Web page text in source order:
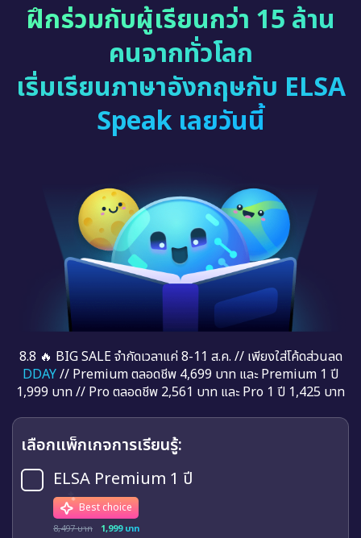
ฝึกร่วมกับผู้เรียนกว่า 15 ล้าน
คนจากทั่วโลก
เริ่มเรียนภาษาอังกฤษกับ ELSA
Speak เลยวันนี้
8.8 🔥 BIG SALE จำกัดเวลาแค่ 8-11 ส.ค. // เพียงใส่โค้ดส่วนลด
DDAY// Premium ตลอดชีพ 4,699 บาท และ Premium 1 ปี
1,999 บาท // Pro ตลอดชีพ 2,561 บาท และ Pro 1 ปี 1,425 บาท
เลือกแพ็กเกจการเรียนรู้:
ELSA Premium 1 ปี
Best choice
8,497 บาท 1,999 บาท